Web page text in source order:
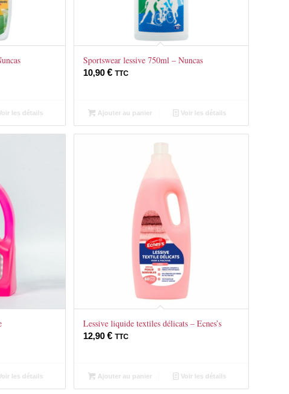
les détails
Sportswear lessive 750ml – Nuncas
10,90 € TTC
Ajouter au panier Voir les détails
les détails
Lessive liquide textiles délicats – Ecnes’s
12,90 € TTC
Ajouter au panier Voir les détails